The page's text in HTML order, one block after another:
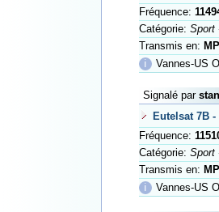
Fréquence:
Catégorie: Sport
Transmis en:
ℹ
Vannes-US
Signalé par
Eutelsat 7B -
Fréquence:
Catégorie: Sport
Transmis en:
ℹ
Vannes-US